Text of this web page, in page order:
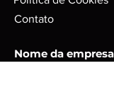
Podem possuir
que não irão
Contato
Nome da